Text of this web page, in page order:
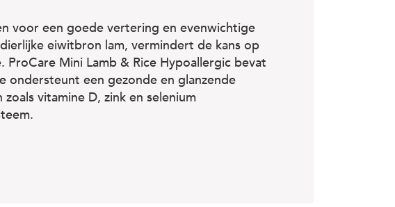
voor een goede vertering en evenwichtige
eiwitbron lam, vermindert de kans op
Mini Lamb & Rice Hypoallergic bevat
ondersteunt een gezonde en glanzende
vitamine D, zink en selenium